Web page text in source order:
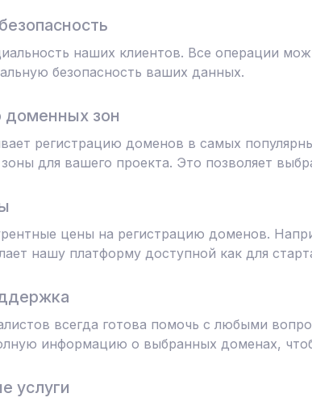
наших клиентов. Все операции
безопасность ваших данных.
зон
регистрацию доменов в самых
для вашего проекта. Это позволяет
цены на регистрацию доменов.
нашу платформу доступной как для
всегда готова помочь с любыми
информацию о выбранных доменах,
услуги